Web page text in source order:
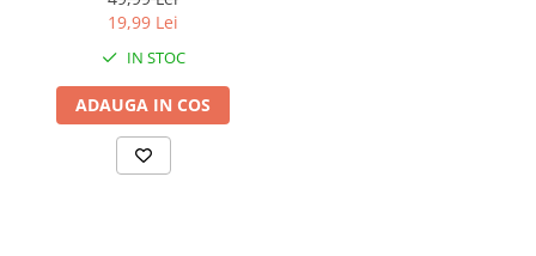
Marime universala, Neagra
19,99 Lei
IN STOC
ADAUGA IN COS